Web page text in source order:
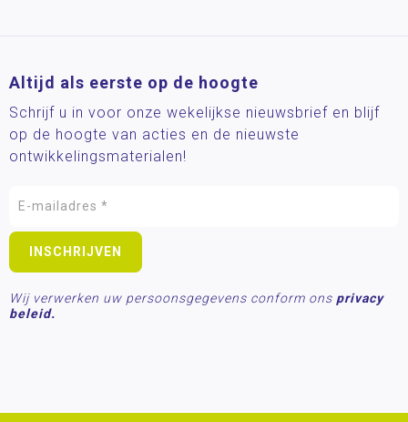
Altijd als eerste op de hoogte
Schrijf u in voor onze wekelijkse nieuwsbrief en blijf
op de hoogte van acties en de nieuwste
ontwikkelingsmaterialen!
Wij verwerken uw persoonsgegevens conform ons privacy
beleid.